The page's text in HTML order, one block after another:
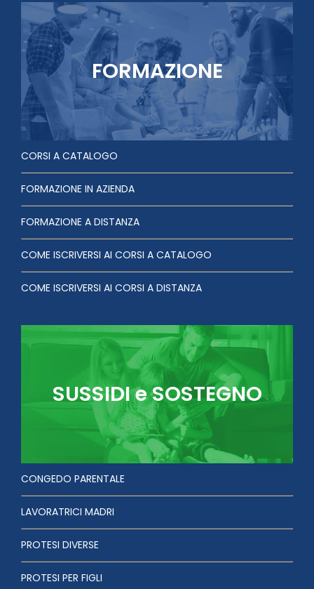
FORMAZIONE
CORSI A CATALOGO
FORMAZIONE IN AZIENDA
FORMAZIONE A DISTANZA
COME ISCRIVERSI AI CORSI A CATALOGO
COME ISCRIVERSI AI CORSI A DISTANZA
SUSSIDI e SOSTEGNO
CONGEDO PARENTALE
LAVORATRICI MADRI
PROTESI DIVERSE
PROTESI PER FIGLI